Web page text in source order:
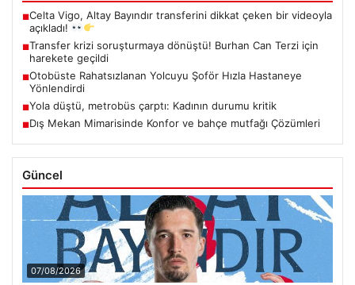
■Celta Vigo, Altay Bayındır transferini dikkat çeken bir videoyla
açıkladı!
■Transfer krizi soruşturmaya dönüştü! Burhan Can Terzi için
harekete geçildi
■Otobüste Rahatsızlanan Yolcuyu Şoför Hızla Hastaneye
Yönlendirdi
■Yola düştü, metrobüs çarptı: Kadının durumu kritik
■Dış Mekan Mimarisinde Konfor ve bahçe mutfağı Çözümleri
Güncel
07/08/2026